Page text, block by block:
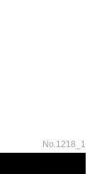
No.1218_1